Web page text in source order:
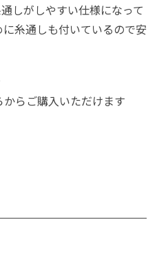
しがしやすい仕様になって
糸通しも付いているので安
からご購入いただけます